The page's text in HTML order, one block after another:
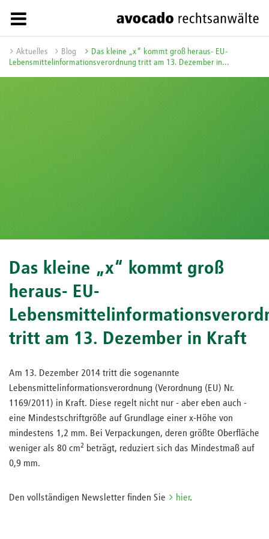
Aktuelles Blog
Das kleine „x“ kommt groß heraus- EU-
Lebensmittelinformationsverordnung tritt am 13. Dezember in...
Das kleine „x“ kommt groß
heraus- EU-
tritt am 13. Dezember in Kraft
Am 13. Dezember 2014 tritt die sogenannte
Lebensmittelinformationsverordnung (Verordnung (EU) Nr.
1169/2011) in Kraft. Diese regelt nicht nur - aber eben auch -
eine Mindestschriftgröße auf Grundlage einer x-Höhe von
mindestens 1,2 mm. Bei Verpackungen, deren größte Oberfläche
weniger als 80 cm2 beträgt, reduziert sich das Mindestmaß auf
0,9 mm.
Den vollständigen Newsletter finden Sie hier.